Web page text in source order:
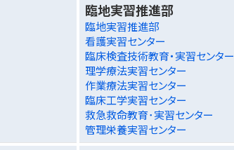
臨地実習推進部
臨地実習推進部
看護実習センター
臨床検査技術教育・実習センター
理学療法実習センター
作業療法実習センター
臨床工学実習センター
救急救命教育･実習センター
管理栄養実習センター